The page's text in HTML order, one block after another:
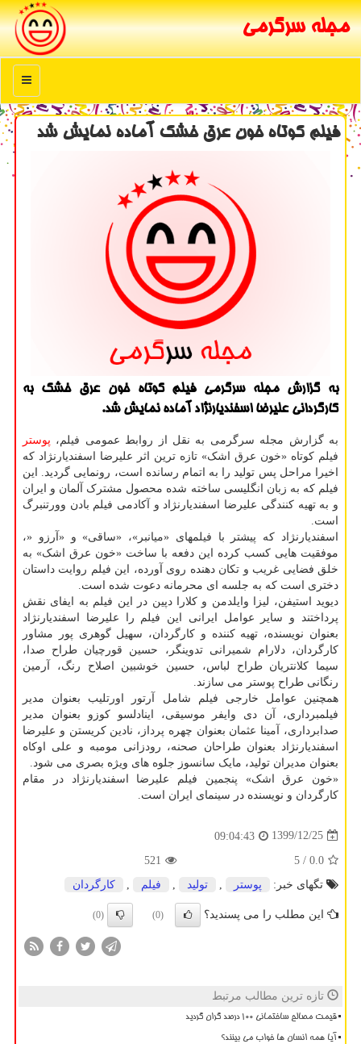
مجله سرگرمی
منو
فیلم كوتاه خون عرق خشك آماده نمایش شد
به گزارش مجله سرگرمی فیلم کوتاه خون عرق خشک به
کارگردانی علیرضا اسفندیارنژاد آماده نمایش شد.
به گزارش مجله سرگرمی به نقل از روابط عمومی فیلم، پوستر
فیلم کوتاه «خون عرق اشک» تازه ترین اثر علیرضا اسفندیارنژاد که
اخیرا مراحل پس تولید را به اتمام رسانده است، رونمایی گردید. این
فیلم که به زبان انگلیسی ساخته شده محصول مشترک آلمان و ایران
و به تهیه کنندگی علیرضا اسفندیارنژاد و آکادمی فیلم بادن وورتنبرگ
است.
اسفندیارنژاد که پیشتر با فیلمهای «میانبر»، «ساقی» و «آرزو «،
موفقیت هایی کسب کرده این دفعه با ساخت «خون عرق اشک» به
خلق فضایی غریب و تکان دهنده روی آورده، این فیلم روایت داستان
دختری است که به جلسه ای محرمانه دعوت شده است.
دیوید استیفن، لیزا وایلدمن و کلارا دپین در این فیلم به ایفای نقش
پرداختند و سایر عوامل ایرانی این فیلم را علیرضا اسفندیارنژاد
بعنوان نویسنده، تهیه کننده و کارگردان، سهیل گوهری پور مشاور
کارگردان، دلارام شمیرانی تدوینگر، حسین قورچیان طراح صدا،
سیما کلانتریان طراح لباس، حسین خوشبین اصلاح رنگ، آرمین
رنگانی طراح پوستر می سازند.
همچنین عوامل خارجی فیلم شامل آرتور اورتلیب بعنوان مدیر
فیلمبرداری، آن دی وایفر موسیقی، اینادلسو کوزو بعنوان مدیر
صدابرداری، آمینا عثمان بعنوان چهره پرداز، نادین کریستن و علیرضا
اسفندیارنژاد بعنوان طراحان صحنه، رودزانی مومبه و علی اوکاه
بعنوان مدیران تولید، مایک سانسوز جلوه های ویژه بصری می شود.
«خون عرق اشک» پنجمین فیلم علیرضا اسفندیارنژاد در مقام
کارگردان و نویسنده در سینمای ایران است.
1399/12/25
09:04:43
0.0
/ 5
521
تگهای خبر:
پوستر تولید فیلم كارگردان
این مطلب را می پسندید؟ (0)
(0)
تازه ترین مطالب مرتبط
قیمت مصالح ساختمانی ۱۰۰ درصد گران گردید
آیا همه انسان ها خواب می بینند؟